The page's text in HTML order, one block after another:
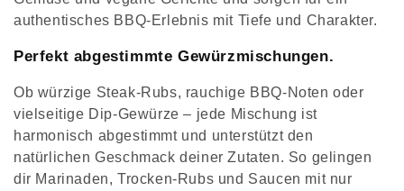
e
:
authentisches BBQ-Erlebnis mit Tiefe und Charakter.
Perfekt abgestimmte Gewürzmischungen.
Ob würzige Steak-Rubs, rauchige BBQ-Noten oder
vielseitige Dip-Gewürze – jede Mischung ist
harmonisch abgestimmt und unterstützt den
natürlichen Geschmack deiner Zutaten. So gelingen
dir Marinaden, Trocken-Rubs und Saucen mit nur